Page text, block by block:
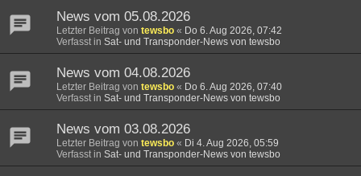
News vom 05.08.2026
Letzter Beitrag von tewsbo « Do 6. Aug 2026, 07:42
Verfasst in Sat- und Transponder-News von tewsbo
News vom 04.08.2026
Letzter Beitrag von tewsbo « Do 6. Aug 2026, 07:40
Verfasst in Sat- und Transponder-News von tewsbo
News vom 03.08.2026
Letzter Beitrag von tewsbo « Di 4. Aug 2026, 05:59
Verfasst in Sat- und Transponder-News von tewsbo